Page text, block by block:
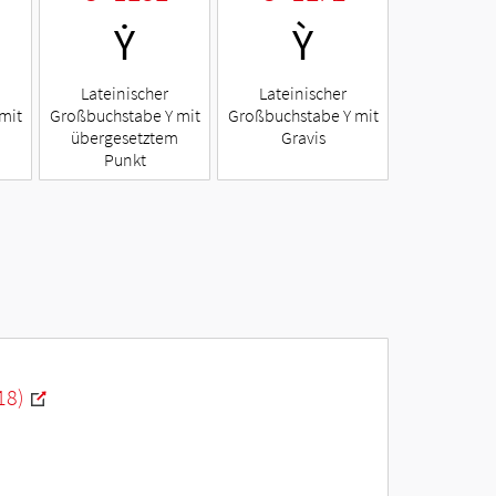
Ẏ
Lateinischer
Großbuchstabe Y mit
übergesetztem
Punkt
Ỳ
Lateinischer
Großbuchstabe Y mit
Gravis